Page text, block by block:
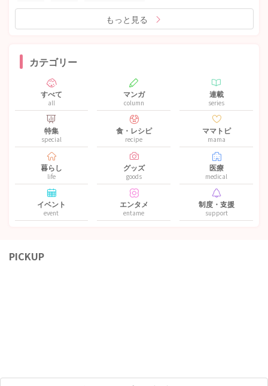
もっと見る
カテゴリー
すべて
all
マンガ
column
連載
series
特集
special
食・レシピ
recipe
ママトピ
mama
暮らし
life
グッズ
goods
医療
medical
イベント
event
エンタメ
entame
制度・支援
support
PICKUP